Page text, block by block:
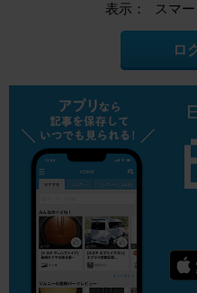
表示： スマ
ロ